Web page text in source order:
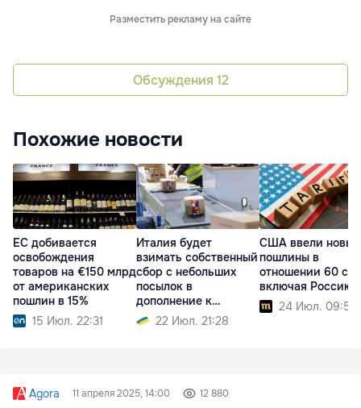
Разместить рекламу на сайте
Обсуждения 12
Похожие новости
ЕС добивается
освобождения
товаров на €150 млрд
от американских
пошлин в 15%
15 Июл. 22:31
Италия будет
взимать собственный
сбор с небольших
посылок в
дополнение к
пошлине ЕС
22 Июл. 21:28
США ввели новые
пошлины в
отношении 60
включая Россию
24 Июл. 09:52
Agora 11 апреля 2025, 14:00 12 880